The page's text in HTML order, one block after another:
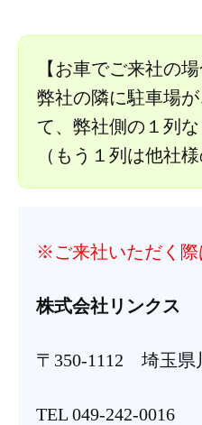
【お車でご来社の場
弊社の隣に駐車場
て、弊社側の１列
（もう１列は他社
※ご来社いただく際
株式会社リンクス
〒350-1112 埼玉県
TEL 049-242-0016